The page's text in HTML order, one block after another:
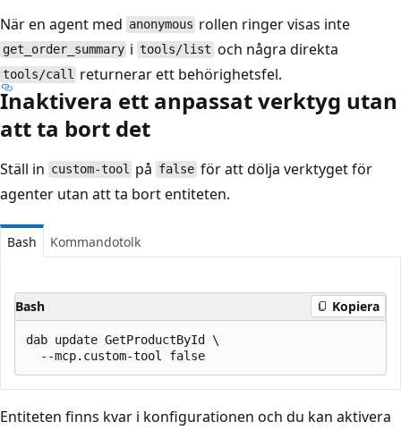
När en agent med anonymous rollen ringer visas inte
get_order_summary i tools/list och några direkta
tools/call returnerar ett behörighetsfel.
Inaktivera ett anpassat verktyg utan
att ta bort det
Ställ in custom-tool på falseför att dölja verktyget för
agenter utan att ta bort entiteten.
Bash Kommandotolk
Bash Kopiera
dab update GetProductById \
Entiteten finns kvar i konfigurationen och du kan aktivera